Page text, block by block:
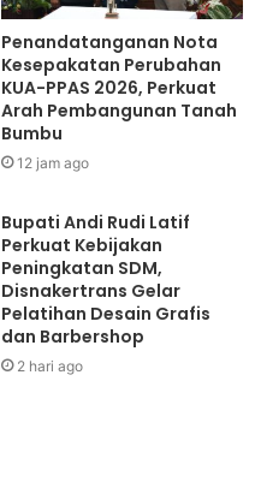
Penandatanganan Nota
Kesepakatan Perubahan
KUA-PPAS 2026, Perkuat
Arah Pembangunan Tanah
Bumbu
12 jam ago
Bupati Andi Rudi Latif
Perkuat Kebijakan
Peningkatan SDM,
Disnakertrans Gelar
Pelatihan Desain Grafis
dan Barbershop
2 hari ago